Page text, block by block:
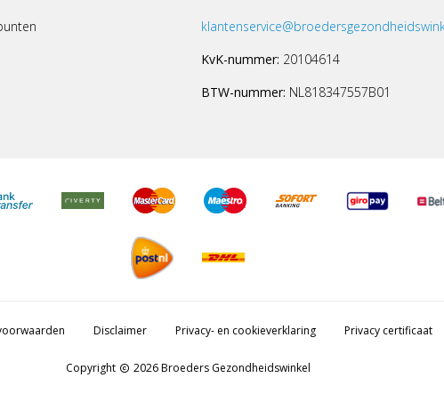
KvK-nummer: 20104614
BTW-nummer: NL818347557B01
Disclaimer Privacy- en cookieverklaring Privacy certificaat
Copyright copyright 2026 Broeders Gezondheidswinkel